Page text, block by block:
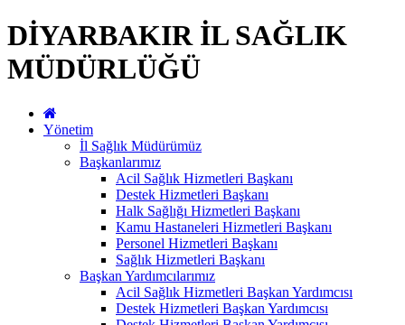
DİYARBAKIR İL SAĞLIK
MÜDÜRLÜĞÜ
Yönetim
İl Sağlık Müdürümüz
Başkanlarımız
Acil Sağlık Hizmetleri Başkanı
Destek Hizmetleri Başkanı
Halk Sağlığı Hizmetleri Başkanı
Kamu Hastaneleri Hizmetleri Başkanı
Personel Hizmetleri Başkanı
Sağlık Hizmetleri Başkanı
Başkan Yardımcılarımız
Acil Sağlık Hizmetleri Başkan Yardımcısı
Destek Hizmetleri Başkan Yardımcısı